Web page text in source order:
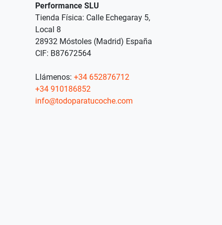
Performance SLU
Tienda Física: Calle Echegaray 5,
Local 8
28932 Móstoles (Madrid) España
CIF: B87672564
Llámenos: +34 652876712
+34 910186852
info@todoparatucoche.com